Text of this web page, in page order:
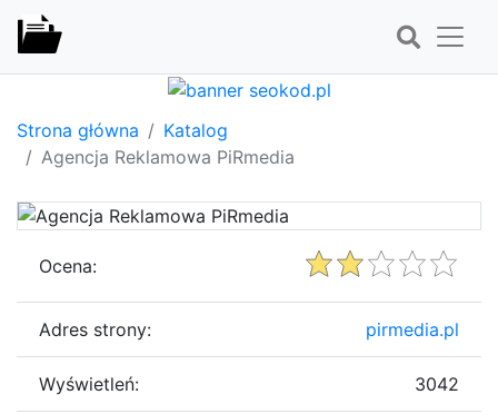
Strona główna
Katalog
Agencja Reklamowa PiRmedia
Ocena:
Adres strony: pirmedia.pl
Wyświetleń: 3042